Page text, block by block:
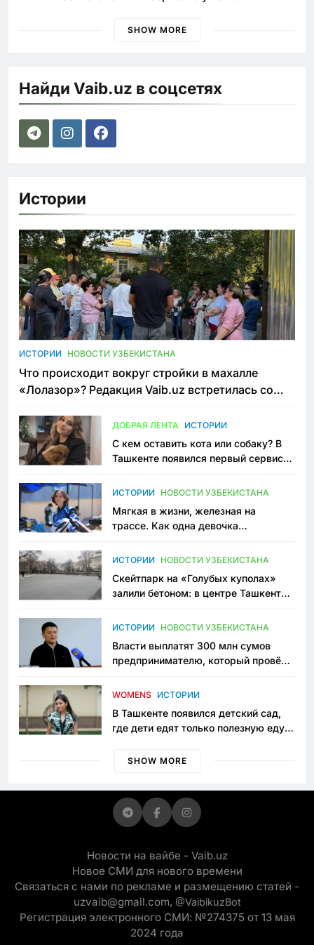
SHOW MORE
Найди Vaib.uz в соцсетях
Истории
ИСТОРИИ НОВОСТИ УЗБЕКИСТАНА
Что происходит вокруг стройки в махалле
«Лолазор»? Редакция Vaib.uz встретилась со
ДОБРАЯ ЛЕНТА ИСТОРИИ
С кем оставить кота или собаку? В
Ташкенте появился первый сервис
ИСТОРИИ НОВОСТИ УЗБЕКИСТАНА
Мягкая в жизни, железная на
трассе. Как одна девочка
Узбекистане
ИСТОРИИ НОВОСТИ УЗБЕКИСТАНА
Скейтпарк на «Голубых куполах»
залили бетоном: в центре Ташкента
пространство
ИСТОРИИ НОВОСТИ УЗБЕКИСТАНА
Власти выплатят 300 млн сумов
предпринимателю, который провёл
приговору
WOMENS ИСТОРИИ
В Ташкенте появился детский сад,
где дети едят только полезную еду.
просить «кашу без сахара»
SHOW MORE
Новости на вайбе - Vaib.uz
Новое СМИ для нового времени
Связаться с нами по рекламе и размещению статей -
uzvaib@gmail.com, @VaibikuzBot
Регистрация электронного СМИ: №274375 от 13 мая
2024 года